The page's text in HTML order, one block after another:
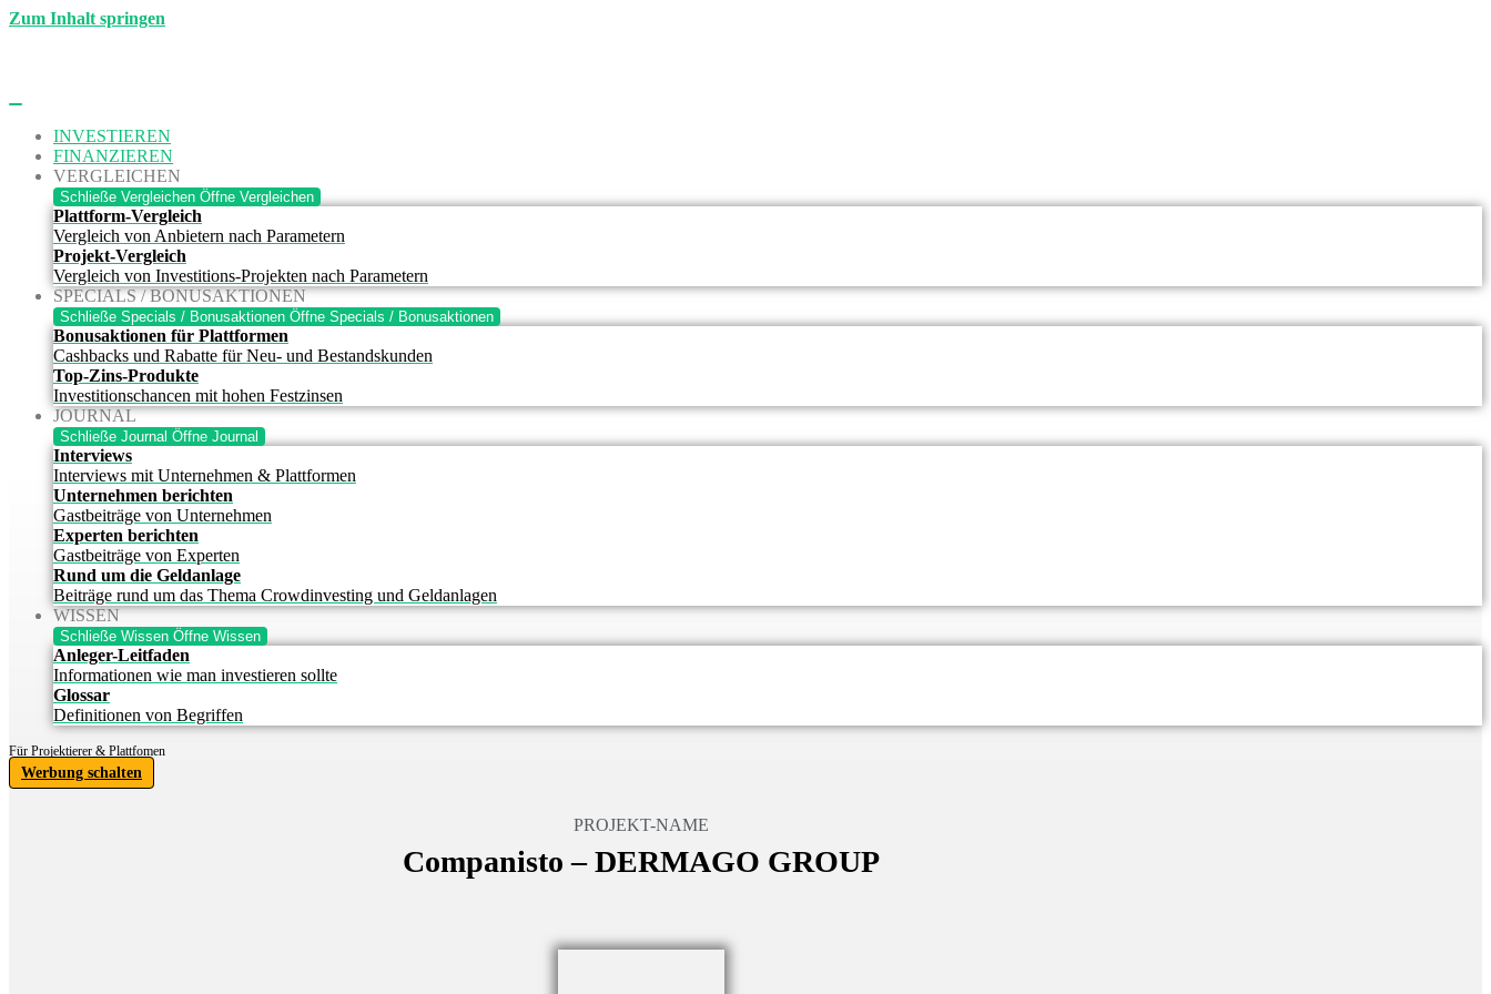
Zum Inhalt springen
INVESTIEREN
FINANZIEREN
VERGLEICHEN
Schließe Vergleichen Öffne Vergleichen
Plattform-Vergleich
Vergleich von Anbietern nach Parametern
Projekt-Vergleich
Vergleich von Investitions-Projekten nach Parametern
SPECIALS / BONUSAKTIONEN
Schließe Specials / Bonusaktionen Öffne Specials / Bonusaktionen
Bonusaktionen für Plattformen
Cashbacks und Rabatte für Neu- und Bestandskunden
Top-Zins-Produkte
Investitionschancen mit hohen Festzinsen
JOURNAL
Schließe Journal Öffne Journal
Interviews
Interviews mit Unternehmen & Plattformen
Unternehmen berichten
Gastbeiträge von Unternehmen
Experten berichten
Gastbeiträge von Experten
Rund um die Geldanlage
Beiträge rund um das Thema Crowdinvesting und Geldanlagen
WISSEN
Schließe Wissen Öffne Wissen
Anleger-Leitfaden
Informationen wie man investieren sollte
Glossar
Definitionen von Begriffen
Für Projektierer & Plattfomen
Werbung schalten
PROJEKT-NAME
Companisto – DERMAGO GROUP